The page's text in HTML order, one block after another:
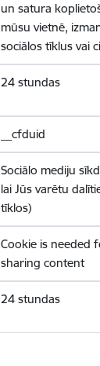
un satura
mūsu vietnē,
sociālos tīklus vai
24 stundas
__cfduid
Sociālo mediju
lai Jūs varētu
tīklos)
Cookie is needed
sharing content
24 stundas